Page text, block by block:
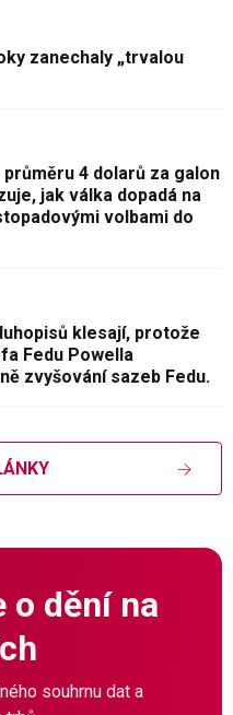
zanechaly „trvalou
průměru 4 dolarů za galon
jak válka dopadá na
volbami do
klesají, protože
Fedu Powella
zvyšování sazeb Fedu.
o dění na
souhrnu dat a